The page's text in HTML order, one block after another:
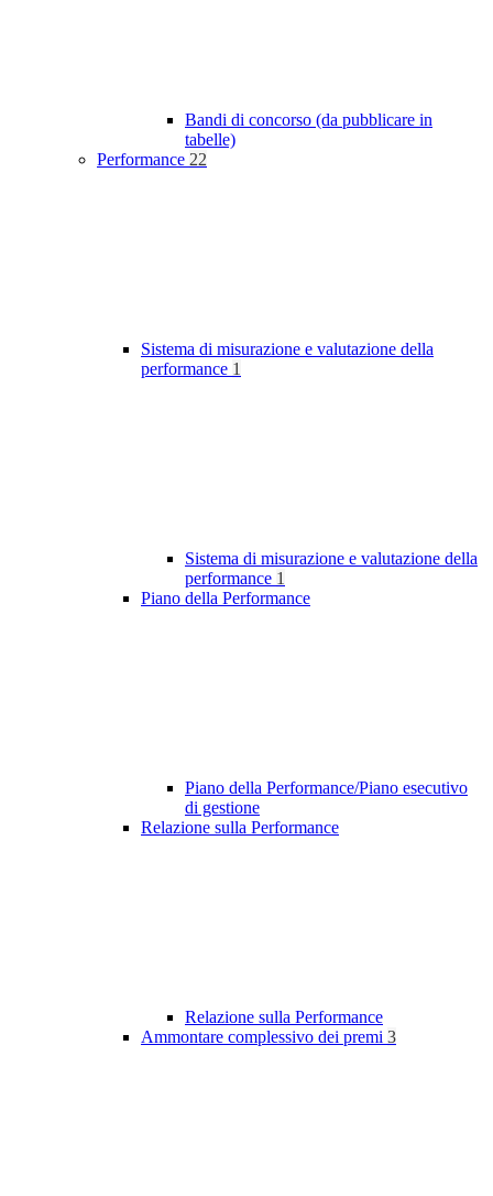
Bandi di concorso (da pubblicare in
tabelle)
Performance 22
Sistema di misurazione e valutazione della
performance 1
Sistema di misurazione e valutazione della
performance 1
Piano della Performance
Piano della Performance/Piano esecutivo
di gestione
Relazione sulla Performance
Relazione sulla Performance
Ammontare complessivo dei premi 3